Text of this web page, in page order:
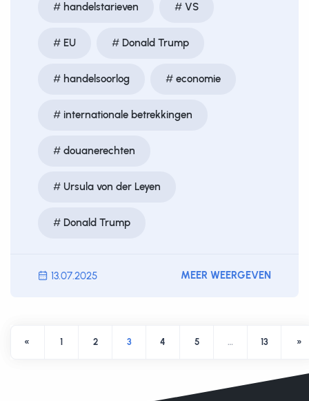
handelstarieven VS
EU Donald Trump
handelsoorlog economie
internationale betrekkingen
douanerechten
Ursula von der Leyen
Donald Trump
13.07.2025 MEER WEERGEVEN
« 1 2 3 4 5 … 13 »